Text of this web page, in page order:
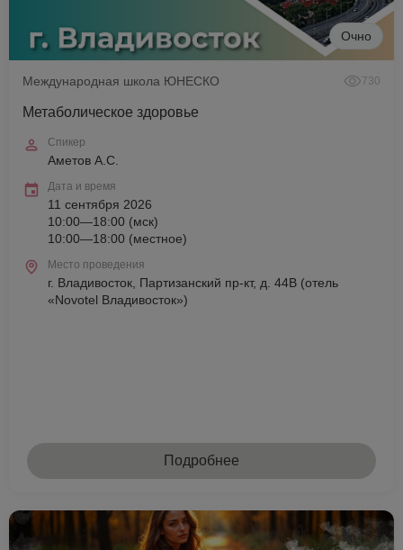
Очно
Международная школа ЮНЕСКО 730
Метаболическое здоровье
Спикер
Аметов А.С.
Дата и время
11 сентября 2026
10:00—18:00 (мск)
10:00—18:00 (местное)
Место проведения
г. Владивосток, Партизанский пр-кт, д. 44В (отель
«Novotel Владивосток»)
Подробнее